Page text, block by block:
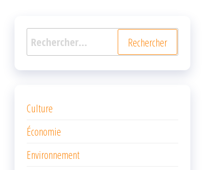
Rechercher :
Culture
Économie
Environnement